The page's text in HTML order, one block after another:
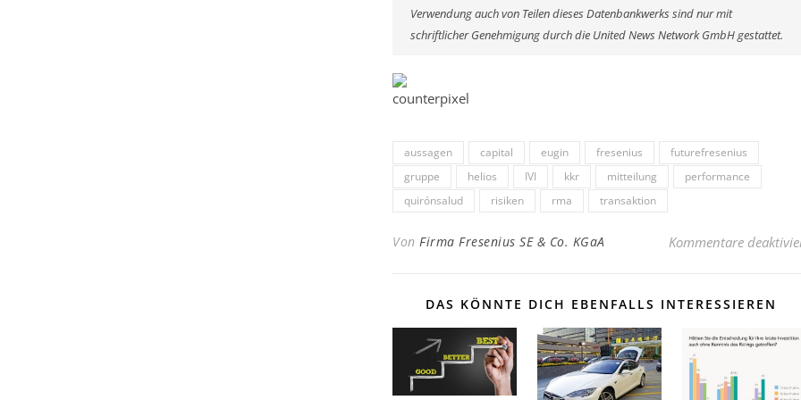
Verwendung auch von Teilen dieses Datenbankwerks sind nur mit
schriftlicher Genehmigung durch die United News Network GmbH gestattet.
aussagen capital eugin fresenius
futurefresenius
gruppe
helios IVI kkr mitteilung
performance
quirónsalud
risiken rma transaktion
Von Firma Fresenius SE & Co. KGaA Kommentare
DAS KÖNNTE DICH EBENFALLS INTERESSIEREN